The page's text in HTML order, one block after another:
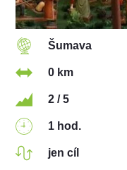
Šumava
0 km
2 / 5
1 hod.
jen cíl